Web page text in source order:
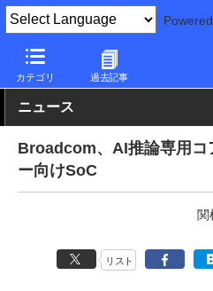
カテゴリ 過去記事
PC Watch 半導体/周辺機器
ニュース
Broadcom、AI推論専用コ
ー向けSoC
関
リスト